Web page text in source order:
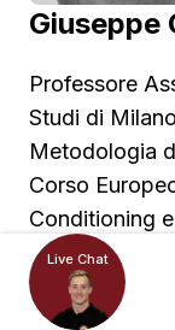
Giuseppe
Professore
Studi di
Metodologia
Corso
Conditioning
la
Sport, risiede
Live Chat